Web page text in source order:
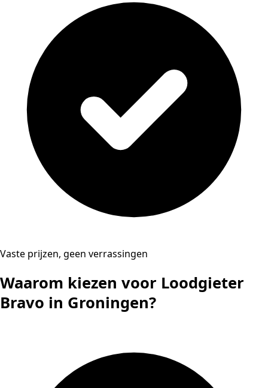
Vaste prijzen, geen verrassingen
Waarom kiezen voor Loodgieter
Bravo in Groningen?